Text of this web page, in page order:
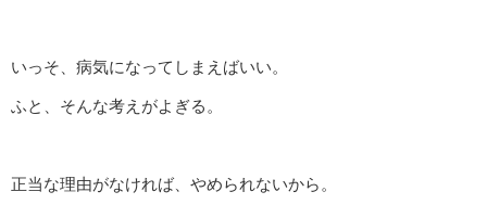
いっそ、病気になってしまえばいい。
ふと、そんな考えがよぎる。
正当な理由がなければ、やめられないから。